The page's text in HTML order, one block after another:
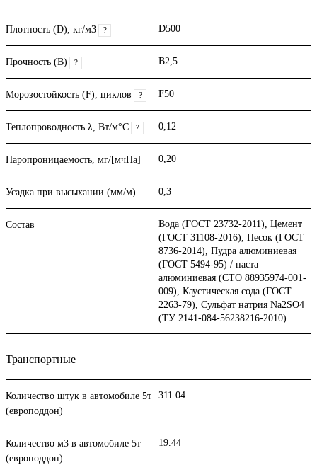
Плотность (D), кг/м3 ? D500
Прочность (В) ? B2,5
Морозостойкость (F), циклов ? F50
Теплопроводность λ, Вт/м°С ? 0,12
Паропроницаемость, мг/[мчПа] 0,20
Усадка при высыхании (мм/м) 0,3
Состав
Вода (ГОСТ 23732-2011), Цемент
(ГОСТ 31108-2016), Песок (ГОСТ
8736-2014), Пудра алюминиевая
(ГОСТ 5494-95) / паста
алюминиевая (СТО 88935974-001-
009), Каустическая сода (ГОСТ
2263-79), Сульфат натрия Na2SO4
(ТУ 2141-084-56238216-2010)
Транспортные
Количество штук в автомобиле 5т
(европоддон)
311.04
Количество м3 в автомобиле 5т
(европоддон)
19.44